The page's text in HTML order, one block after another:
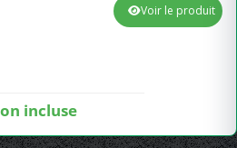
incluse
Voir le produit